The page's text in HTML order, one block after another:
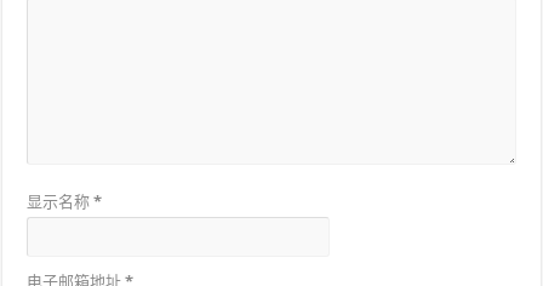
显示名称*
电子邮箱地址*